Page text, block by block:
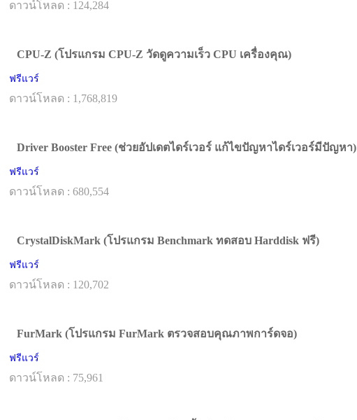
ดาวน์โหลด : 124,284
CPU-Z (โปรแกรม CPU-Z วัดดูความเร็ว CPU เครื่องคุณ)
ฟรีแวร์
ดาวน์โหลด : 1,768,819
Driver Booster Free (ช่วยอัปเดตไดร์เวอร์ แก้ไขปัญหาไดร์เวอร์มีปัญหา)
ฟรีแวร์
ดาวน์โหลด : 680,554
CrystalDiskMark (โปรแกรม Benchmark ทดสอบ Harddisk ฟรี)
ฟรีแวร์
ดาวน์โหลด : 120,702
FurMark (โปรแกรม FurMark ตรวจสอบคุณภาพการ์ดจอ)
ฟรีแวร์
ดาวน์โหลด : 75,961